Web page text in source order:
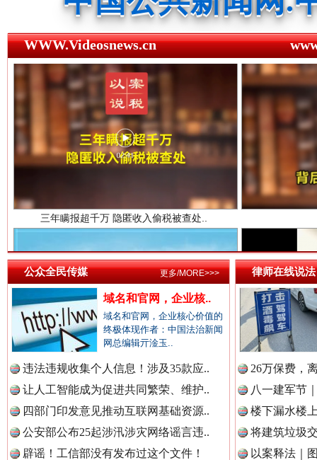
中国法制新闻网.
中国法治新闻网.
中国法院新闻网.
中国检察新闻网.
中国医药新闻网.
中国企业新闻网.
中国农业新闻网.
WWW.Videosnews.cn
三年瞒报超千万 隐匿收入偷税被查处..
祁连巍巍树丰碑 高回报
公众全民传媒
域名和官网，企业核..
域名和官网，企业核心价值的
终极体现作者：中国法治新闻
网总编辑亓淦玉..
违法违规收集个人信息！涉及35款应..
让人工智能成为促进共同繁荣、维护..
四部门印发意见推动互联网基础资源..
公安部公布25起涉汛涉灾网络谣言违..
辟谣！工信部没有发布过这个文件！
更多/MORE>>> 律师在线说法
26万保费，
八一建军节
楼下漏水楼
将建筑垃圾
以案释法｜